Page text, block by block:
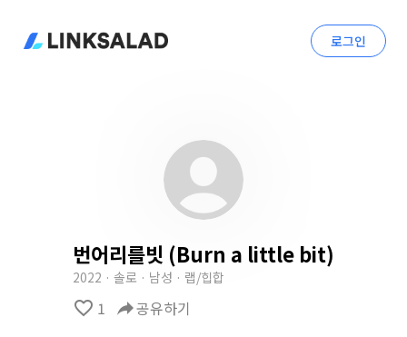
로그인
번어리를빗 (Burn a little bit)
2022 · 솔로 · 남성 · 랩/힙합
favorite_border 1 reply공유하기